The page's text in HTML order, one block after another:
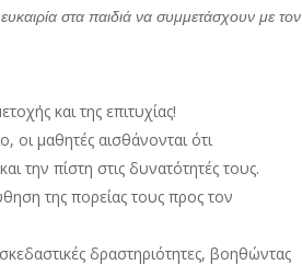
στα παιδιά να συμμετάσχουν με τον
και της επιτυχίας!
μαθητές αισθάνονται ότι
την πίστη στις δυνατότητές τους.
της πορείας τους προς τον
δραστηριότητες, βοηθώντας